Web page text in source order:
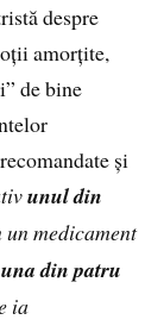
despre
amorțite,
de bine
și
unul din
medicament
una din patru
ia